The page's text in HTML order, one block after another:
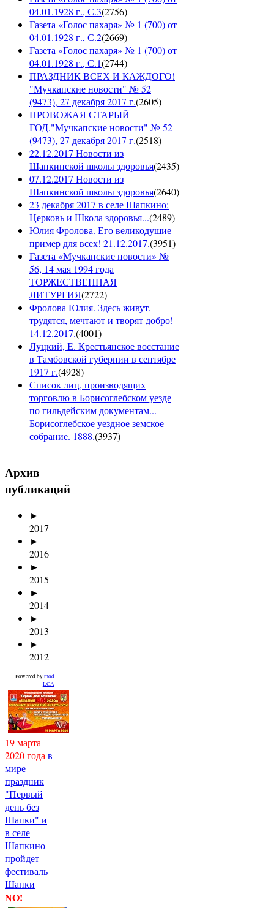
04.01.1928 г., С.3(2756)
Газета «Голос пахаря» № 1 (700) от
04.01.1928 г., С.2(2669)
Газета «Голос пахаря» № 1 (700) от
04.01.1928 г., С.1(2744)
ПРАЗДНИК ВСЕХ И КАЖДОГО!
"Мучкапские новости" № 52
(9473), 27 декабря 2017 г.(2605)
ПРОВОЖАЯ СТАРЫЙ
ГОД."Мучкапские новости" № 52
(9473), 27 декабря 2017 г.(2518)
22.12.2017 Новости из
Шапкинской школы здоровья(2435)
07.12.2017 Новости из
Шапкинской школы здоровья(2640)
23 декабря 2017 в селе Шапкино:
Церковь и Школа здоровья...(2489)
Юлия Фролова. Его великодушие –
пример для всех! 21.12.2017.(3951)
Газета «Мучкапские новости» №
56, 14 мая 1994 года
ТОРЖЕСТВЕННАЯ
ЛИТУРГИЯ(2722)
Фролова Юлия. Здесь живут,
трудятся, мечтают и творят добро!
14.12.2017.(4001)
Луцкий, Е. Крестьянское восстание
в Тамбовской губернии в сентябре
1917 г.(4928)
Список лиц, производящих
торговлю в Борисоглебском уезде
по гильдейским документам...
Борисоглебское уездное земское
собрание. 1888.(3937)
Архив
публикаций
►
2017
►
2016
►
2015
►
2014
►
2013
►
2012
Powered by mod
LCA
19 марта
2020 года в
мире
праздник
"Первый
день без
Шапки" и
в селе
Шапкино
пройдет
фестиваль
Шапки
NO!